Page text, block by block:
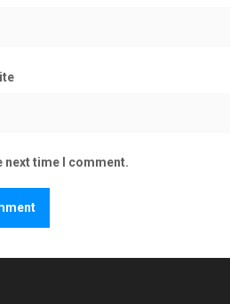
next time I comment.